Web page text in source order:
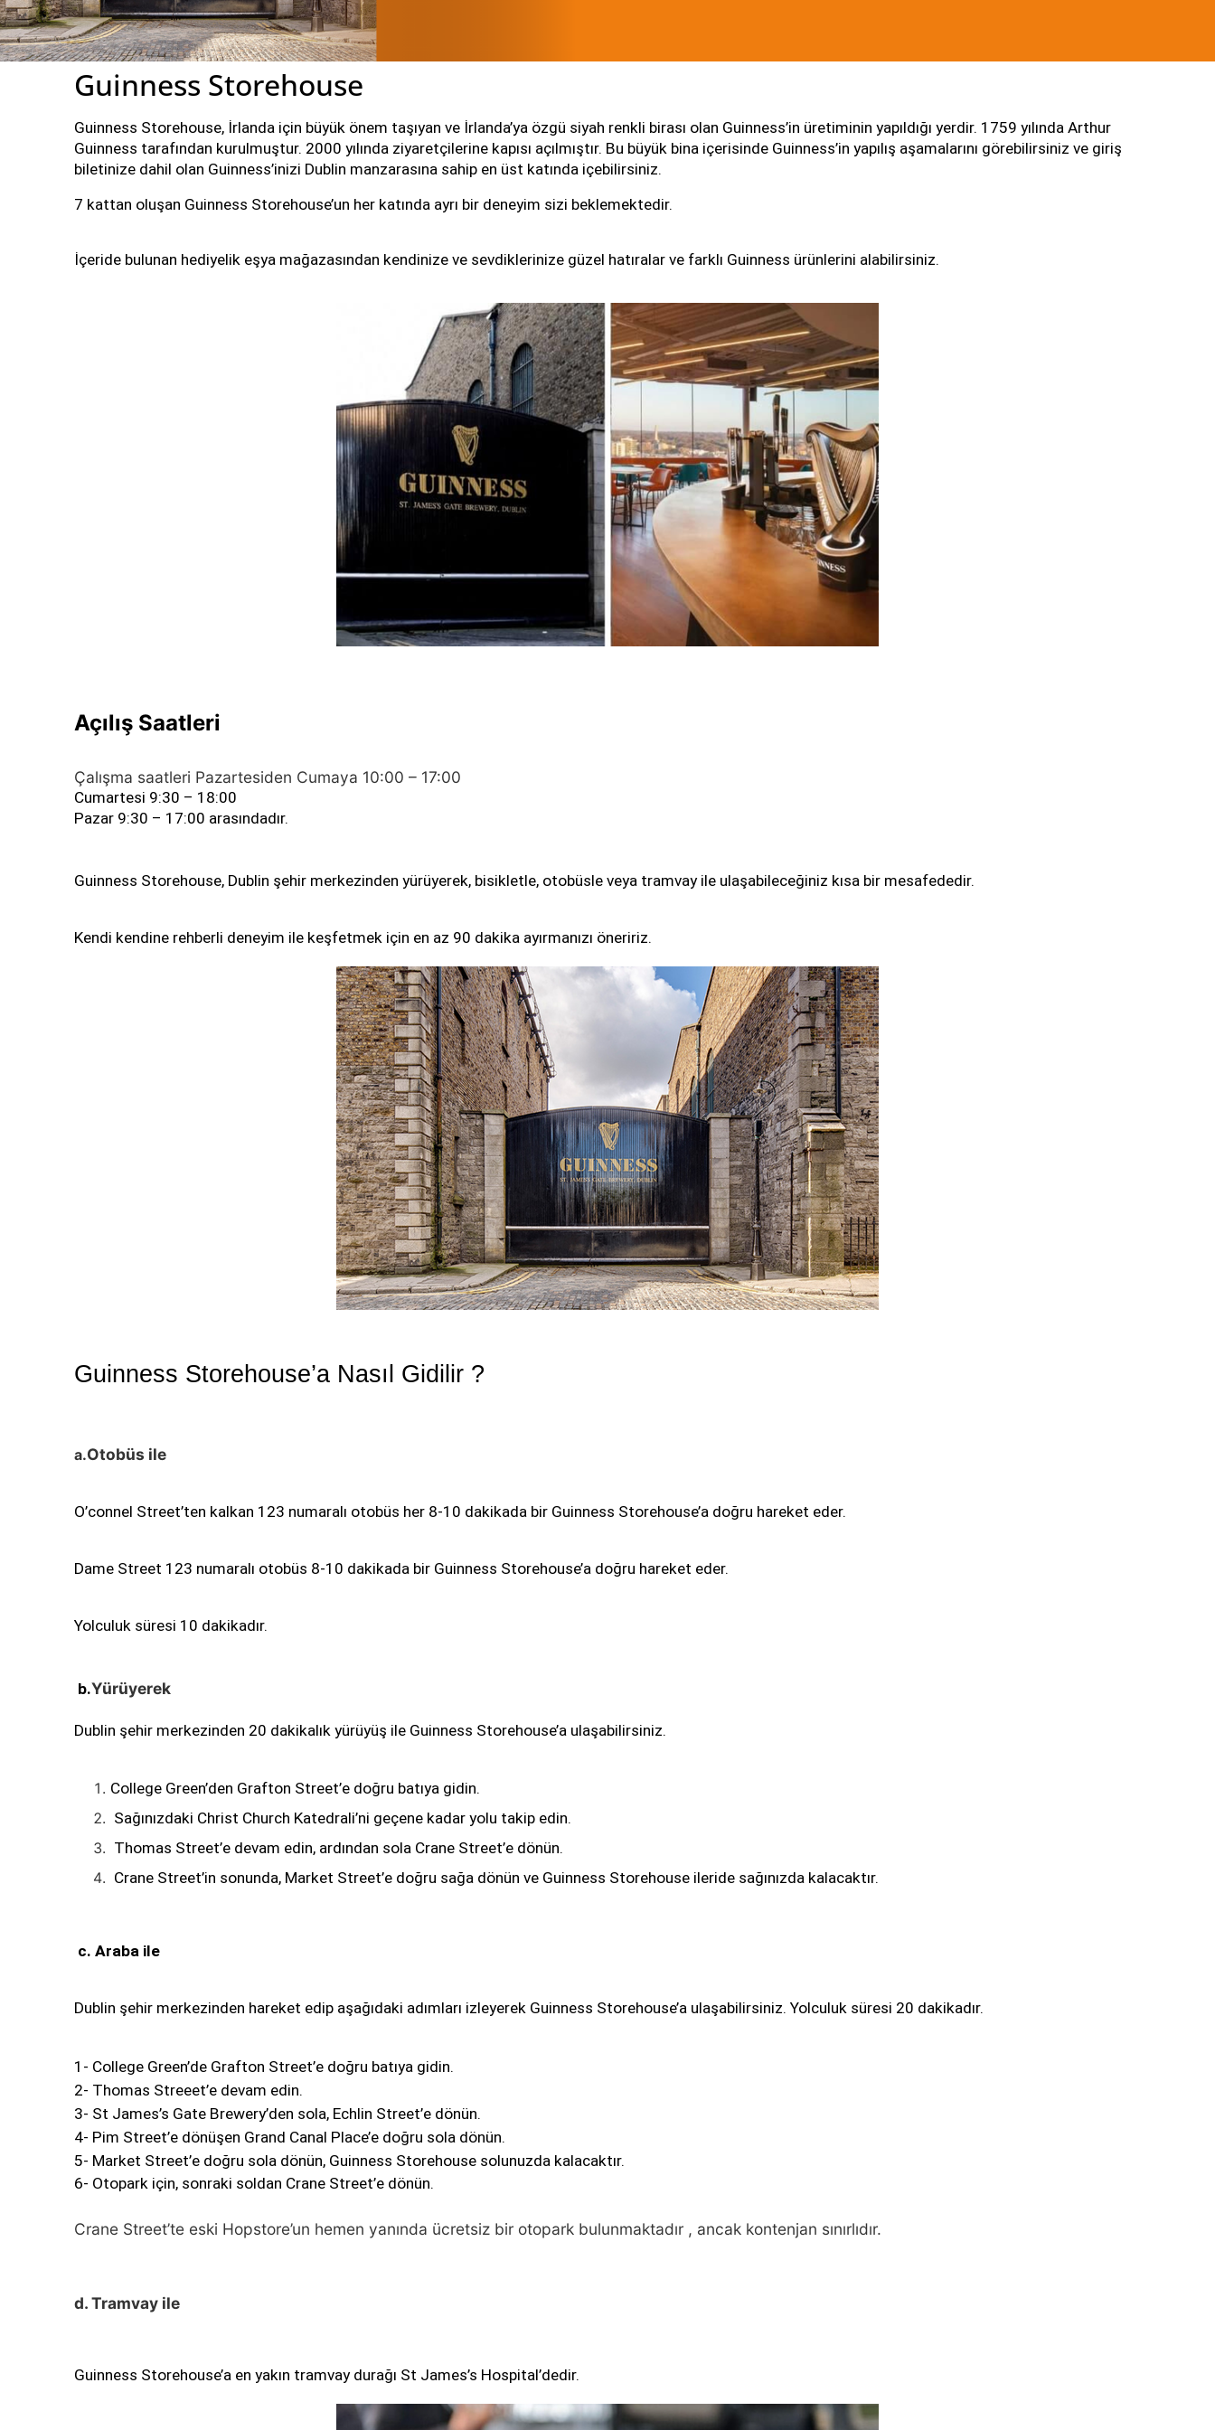
Guinness Storehouse
Guinness Storehouse, İrlanda için büyük önem taşıyan ve İrlanda’ya özgü siyah renkli birası olan Guinness’in üretiminin yapıldığı yerdir. 1759 yılında Arthur
Guinness tarafından kurulmuştur. 2000 yılında ziyaretçilerine kapısı açılmıştır. Bu büyük bina içerisinde Guinness’in yapılış aşamalarını görebilirsiniz ve giriş
biletinize dahil olan Guinness’inizi Dublin manzarasına sahip en üst katında içebilirsiniz.
7 kattan oluşan Guinness Storehouse’un her katında ayrı bir deneyim sizi beklemektedir.
İçeride bulunan hediyelik eşya mağazasından kendinize ve sevdiklerinize güzel hatıralar ve farklı Guinness ürünlerini alabilirsiniz.
Açılış Saatleri
Çalışma saatleri Pazartesiden Cumaya 10:00 – 17:00
Cumartesi 9:30 – 18:00
Pazar 9:30 – 17:00 arasındadır.
Guinness Storehouse, Dublin şehir merkezinden yürüyerek, bisikletle, otobüsle veya tramvay ile ulaşabileceğiniz kısa bir mesafededir.
Kendi kendine rehberli deneyim ile keşfetmek için en az 90 dakika ayırmanızı öneririz.
Guinness Storehouse’a Nasıl Gidilir ?
a.Otobüs ile
O’connel Street’ten kalkan 123 numaralı otobüs her 8-10 dakikada bir Guinness Storehouse’a doğru hareket eder.
Dame Street 123 numaralı otobüs 8-10 dakikada bir Guinness Storehouse’a doğru hareket eder.
Yolculuk süresi 10 dakikadır.
b.Yürüyerek
Dublin şehir merkezinden 20 dakikalık yürüyüş ile Guinness Storehouse’a ulaşabilirsiniz.
College Green’den Grafton Street’e doğru batıya gidin.
Sağınızdaki Christ Church Katedrali’ni geçene kadar yolu takip edin.
Thomas Street’e devam edin, ardından sola Crane Street’e dönün.
Crane Street’in sonunda, Market Street’e doğru sağa dönün ve Guinness Storehouse ileride sağınızda kalacaktır.
c. Araba ile
Dublin şehir merkezinden hareket edip aşağıdaki adımları izleyerek Guinness Storehouse’a ulaşabilirsiniz. Yolculuk süresi 20 dakikadır.
1- College Green’de Grafton Street’e doğru batıya gidin.
2- Thomas Streeet’e devam edin.
3- St James’s Gate Brewery’den sola, Echlin Street’e dönün.
4- Pim Street’e dönüşen Grand Canal Place’e doğru sola dönün.
5- Market Street’e doğru sola dönün, Guinness Storehouse solunuzda kalacaktır.
6- Otopark için, sonraki soldan Crane Street’e dönün.
Crane Street’te eski Hopstore’un hemen yanında ücretsiz bir otopark bulunmaktadır , ancak kontenjan sınırlıdır.
d. Tramvay ile
Guinness Storehouse’a en yakın tramvay durağı St James’s Hospital’dedir.